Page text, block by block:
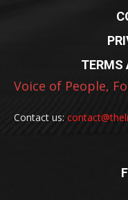
TERMS
Voice of People,
Contact us: